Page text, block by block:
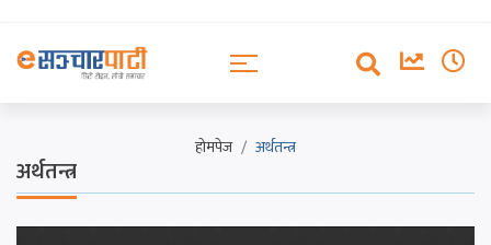
होमपेज अर्थतन्त्र
अर्थतन्त्र